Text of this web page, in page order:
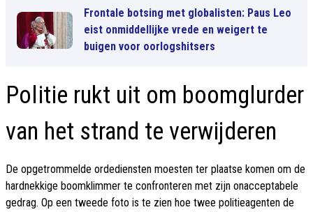
Frontale botsing met globalisten: Paus Leo
eist onmiddellijke vrede en weigert te
buigen voor oorlogshitsers
Politie rukt uit om boomglurder
van het strand te verwijderen
De opgetrommelde ordediensten moesten ter plaatse komen om de
hardnekkige boomklimmer te confronteren met zijn onacceptabele
gedrag. Op een tweede foto is te zien hoe twee politieagenten de